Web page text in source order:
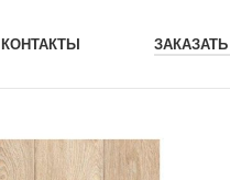
КОНТАКТЫ